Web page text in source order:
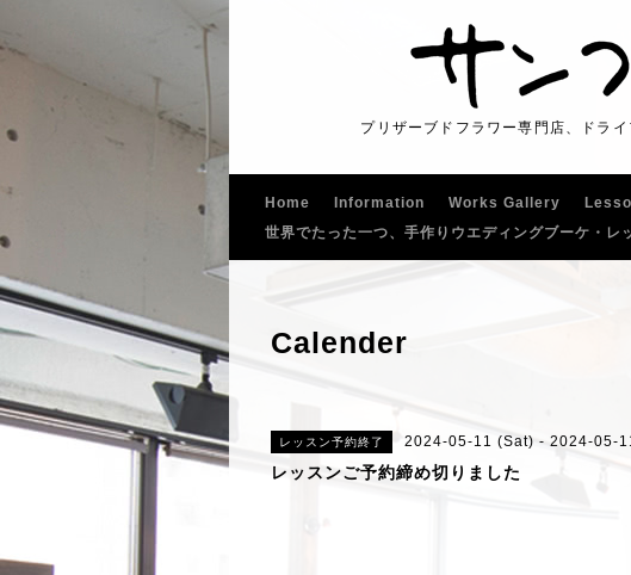
プリザーブドフラワー専門店、ドラ
Home Information Works Gallery
世界でたった一つ、手作りウエディングブーケ・レ
Calender
レッスン予約終了 2024-05-11 (Sat) - 2024-05-
レッスンご予約締め切りました